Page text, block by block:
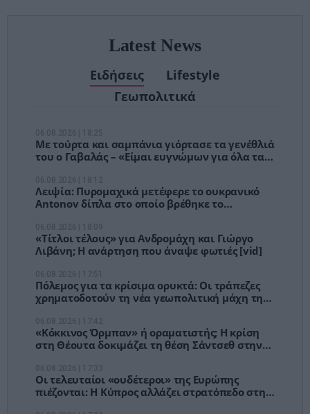
Latest News
Ειδήσεις
Lifestyle
Γεωπολιτικά
Με τούρτα και σαμπάνια γιόρτασε τα γενέθλιά
του ο Γαβαλάς – «Είμαι ευγνώμων για όλα τα
Λειψία: Πυρομαχικά μετέφερε το ουκρανικό
Antonov δίπλα στο οποίο βρέθηκε το
«Τίτλοι τέλους» για Ανδρομάχη και Γιώργο
Λιβάνη; Η ανάρτηση που άναψε φωτιές [vid]
Πόλεμος για τα κρίσιμα ορυκτά: Οι τράπεζες
χρηματοδοτούν τη νέα γεωπολιτική μάχη της
«Κόκκινος Όρμπαν» ή οραματιστής; Η κρίση
στη Θέουτα δοκιμάζει τη θέση Σάντσεθ στην
Οι τελευταίοι «ουδέτεροι» της Ευρώπης
πιέζονται: Η Κύπρος αλλάζει στρατόπεδο στη